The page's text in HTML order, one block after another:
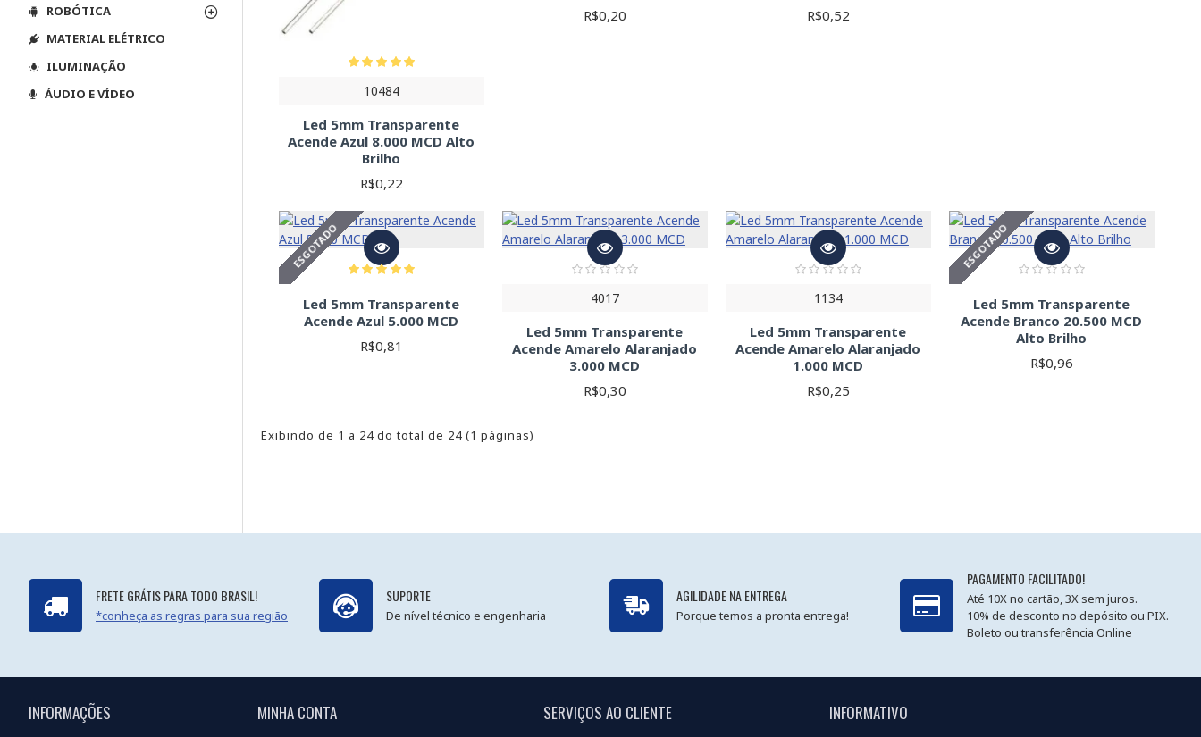
ROBÓTICA
MATERIAL ELÉTRICO
ILUMINAÇÃO
ÁUDIO E VÍDEO
10484
Led 5mm Transparente
Acende Azul 8.000 MCD Alto
Brilho
R$0,22
R$0,20
R$0,52
ESGOTADO
Led 5mm Transparente
Acende Azul 5.000 MCD
R$0,81
4017
Led 5mm Transparente
Acende Amarelo Alaranjado
3.000 MCD
R$0,30
1134
Led 5mm Transparente
Acende Amarelo Alaranjado
1.000 MCD
R$0,25
ESGOTADO
Led 5mm Transparente
Acende Branco 20.500 MCD
Alto Brilho
R$0,96
Exibindo de 1 a 24 do total de 24 (1 páginas)
FRETE GRÁTIS PARA TODO BRASIL!
*conheça as regras para sua região
SUPORTE
De nível técnico e engenharia
AGILIDADE NA ENTREGA
Porque temos a pronta entrega!
PAGAMENTO FACILITADO!
Até 10X no cartão, 3X sem juros.
10% de desconto no depósito ou PIX.
Boleto ou transferência Online
INFORMAÇÕES MINHA CONTA SERVIÇOS AO CLIENTE INFORMATIVO